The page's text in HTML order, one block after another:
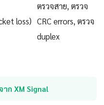
loss)
ตรวจสาย, ตรวจ
CRC errors, ตรวจ
duplex
ก XM Signal